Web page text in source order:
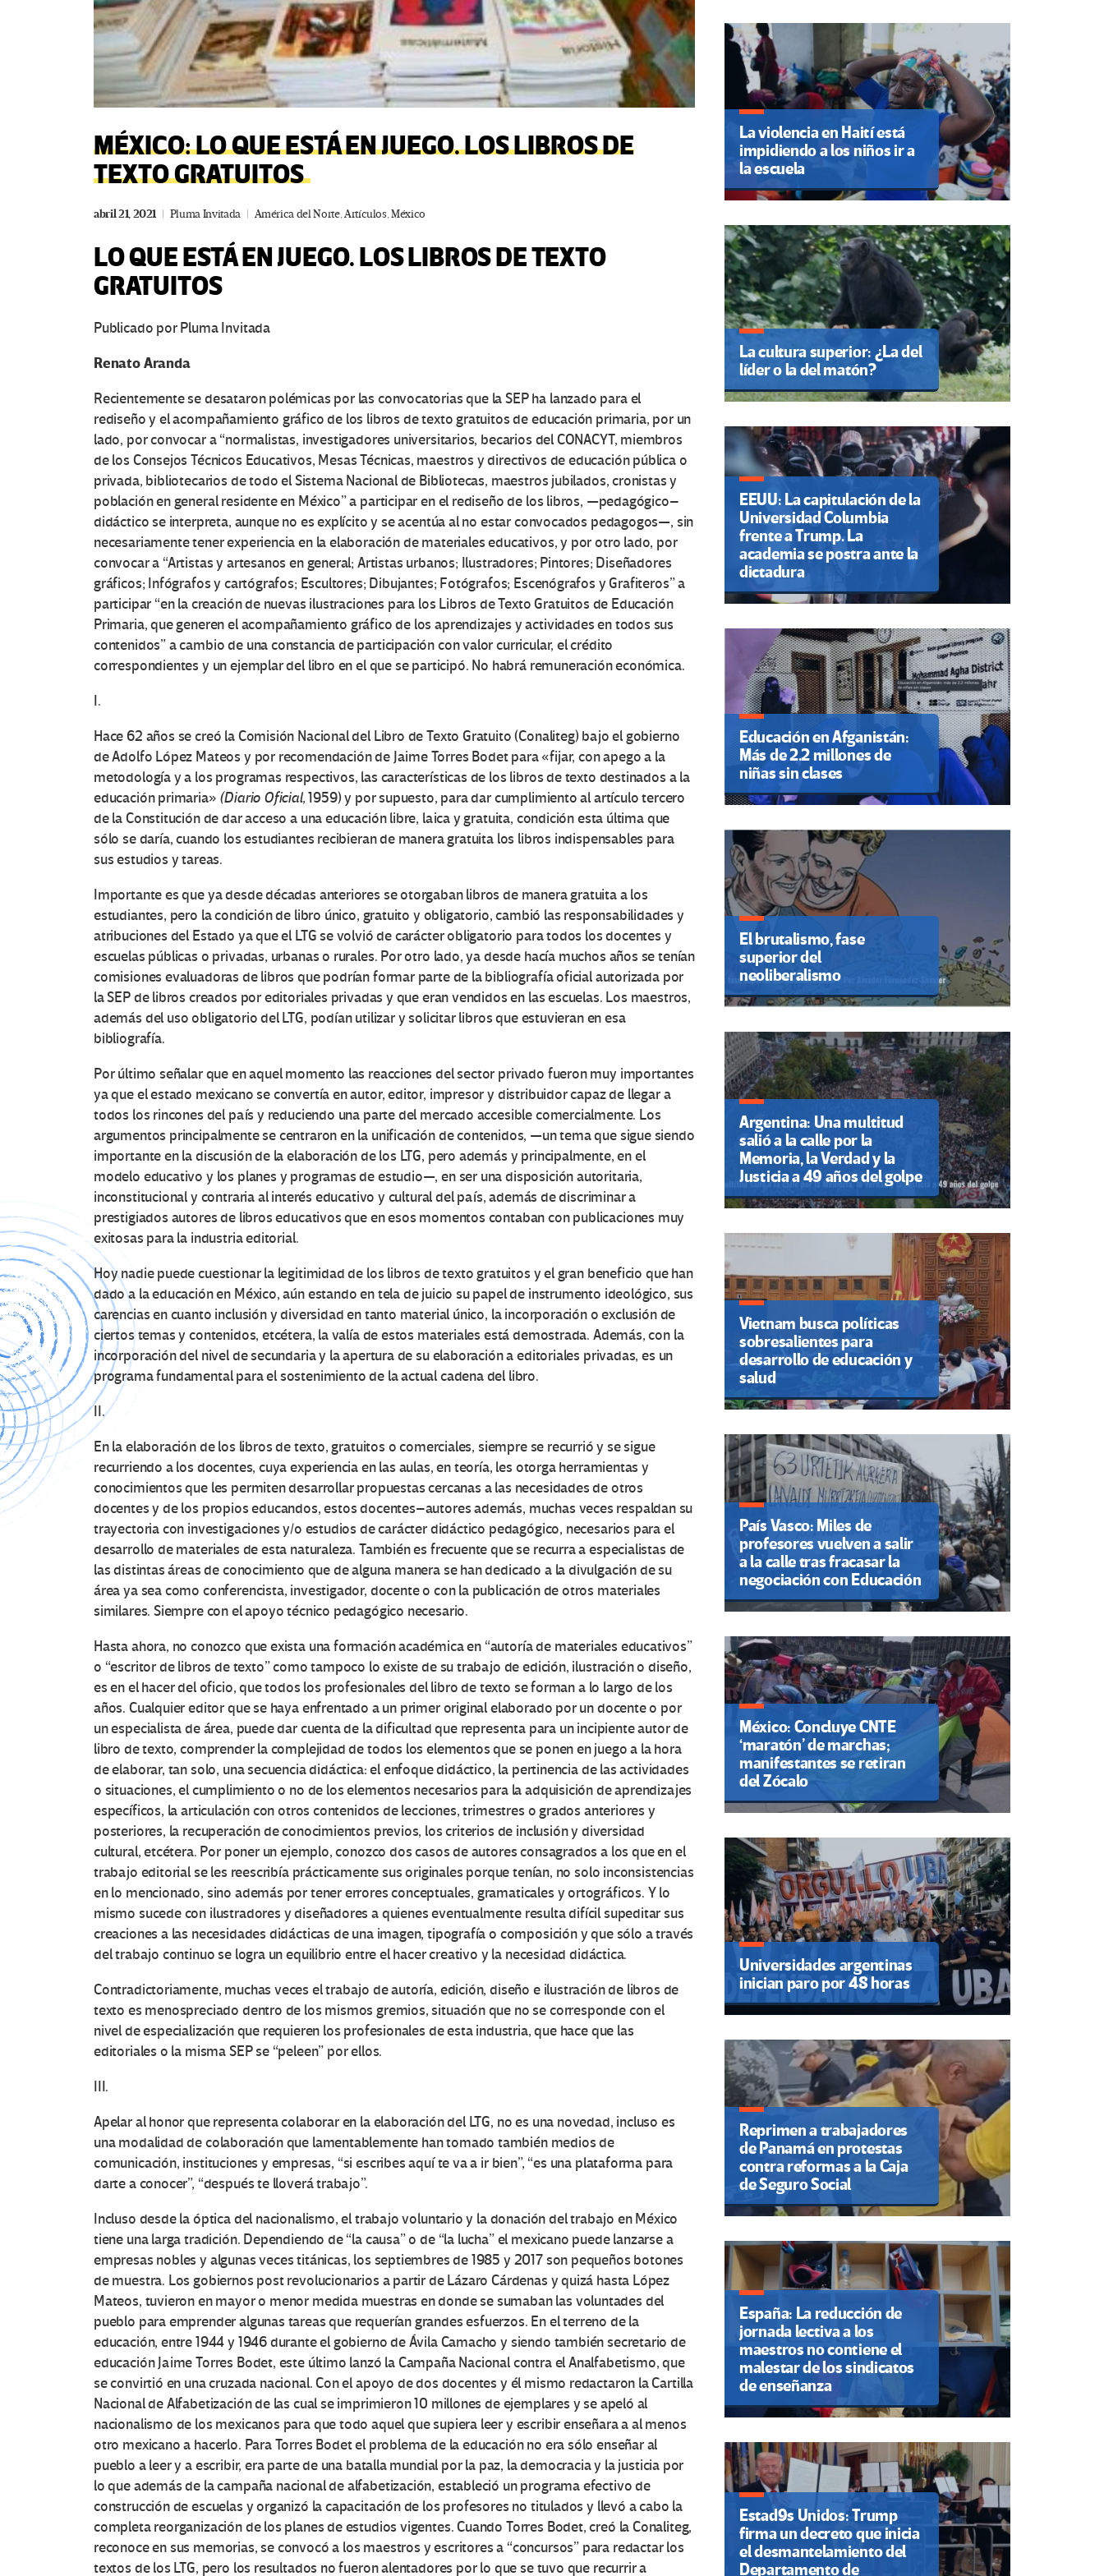
MÉXICO: LO QUE ESTÁ EN JUEGO. LOS LIBROS DE
TEXTO GRATUITOS
abril 21, 2021 Pluma Invitada América del Norte,Artículos,México
LO QUE ESTÁ EN JUEGO. LOS LIBROS DE TEXTO
GRATUITOS
Publicado por Pluma Invitada
Renato Aranda
Recientemente se desataron polémicas por las convocatorias que la SEP ha lanzado para el
rediseño y el acompañamiento gráfico de los libros de texto gratuitos de educación primaria, por un
lado, por convocar a “normalistas, investigadores universitarios, becarios del CONACYT, miembros
de los Consejos Técnicos Educativos, Mesas Técnicas, maestros y directivos de educación pública o
privada, bibliotecarios de todo el Sistema Nacional de Bibliotecas, maestros jubilados, cronistas y
población en general residente en México” a participar en el rediseño de los libros, —pedagógico–
didáctico se interpreta, aunque no es explícito y se acentúa al no estar convocados pedagogos—, sin
necesariamente tener experiencia en la elaboración de materiales educativos, y por otro lado, por
convocar a “Artistas y artesanos en general; Artistas urbanos; Ilustradores; Pintores; Diseñadores
gráficos; Infógrafos y cartógrafos; Escultores; Dibujantes; Fotógrafos; Escenógrafos y Grafiteros” a
participar “en la creación de nuevas ilustraciones para los Libros de Texto Gratuitos de Educación
Primaria, que generen el acompañamiento gráfico de los aprendizajes y actividades en todos sus
contenidos” a cambio de una constancia de participación con valor curricular, el crédito
correspondientes y un ejemplar del libro en el que se participó. No habrá remuneración económica.
I.
Hace 62 años se creó la Comisión Nacional del Libro de Texto Gratuito (Conaliteg) bajo el gobierno
de Adolfo López Mateos y por recomendación de Jaime Torres Bodet para «fijar, con apego a la
metodología y a los programas respectivos, las características de los libros de texto destinados a la
educación primaria» (Diario Oficial,1959) y por supuesto, para dar cumplimiento al artículo tercero
de la Constitución de dar acceso a una educación libre, laica y gratuita, condición esta última que
sólo se daría, cuando los estudiantes recibieran de manera gratuita los libros indispensables para
sus estudios y tareas.
Importante es que ya desde décadas anteriores se otorgaban libros de manera gratuita a los
estudiantes, pero la condición de libro único, gratuito y obligatorio, cambió las responsabilidades y
atribuciones del Estado ya que el LTG se volvió de carácter obligatorio para todos los docentes y
escuelas públicas o privadas, urbanas o rurales. Por otro lado, ya desde hacía muchos años se tenían
comisiones evaluadoras de libros que podrían formar parte de la bibliografía oficial autorizada por
la SEP de libros creados por editoriales privadas y que eran vendidos en las escuelas. Los maestros,
además del uso obligatorio del LTG, podían utilizar y solicitar libros que estuvieran en esa
bibliografía.
Por último señalar que en aquel momento las reacciones del sector privado fueron muy importantes
ya que el estado mexicano se convertía en autor, editor, impresor y distribuidor capaz de llegar a
todos los rincones del país y reduciendo una parte del mercado accesible comercialmente. Los
argumentos principalmente se centraron en la unificación de contenidos, —un tema que sigue siendo
importante en la discusión de la elaboración de los LTG, pero además y principalmente, en el
modelo educativo y los planes y programas de estudio—, en ser una disposición autoritaria,
inconstitucional y contraria al interés educativo y cultural del país, además de discriminar a
prestigiados autores de libros educativos que en esos momentos contaban con publicaciones muy
exitosas para la industria editorial.
Hoy nadie puede cuestionar la legitimidad de los libros de texto gratuitos y el gran beneficio que han
dado a la educación en México, aún estando en tela de juicio su papel de instrumento ideológico, sus
carencias en cuanto inclusión y diversidad en tanto material único, la incorporación o exclusión de
ciertos temas y contenidos, etcétera, la valía de estos materiales está demostrada. Además, con la
incorporación del nivel de secundaria y la apertura de su elaboración a editoriales privadas, es un
programa fundamental para el sostenimiento de la actual cadena del libro.
II.
En la elaboración de los libros de texto, gratuitos o comerciales, siempre se recurrió y se sigue
recurriendo a los docentes, cuya experiencia en las aulas, en teoría, les otorga herramientas y
conocimientos que les permiten desarrollar propuestas cercanas a las necesidades de otros
docentes y de los propios educandos, estos docentes–autores además, muchas veces respaldan su
trayectoria con investigaciones y/o estudios de carácter didáctico pedagógico, necesarios para el
desarrollo de materiales de esta naturaleza. También es frecuente que se recurra a especialistas de
las distintas áreas de conocimiento que de alguna manera se han dedicado a la divulgación de su
área ya sea como conferencista, investigador, docente o con la publicación de otros materiales
similares. Siempre con el apoyo técnico pedagógico necesario.
Hasta ahora, no conozco que exista una formación académica en “autoría de materiales educativos”
o “escritor de libros de texto” como tampoco lo existe de su trabajo de edición, ilustración o diseño,
es en el hacer del oficio, que todos los profesionales del libro de texto se forman a lo largo de los
años. Cualquier editor que se haya enfrentado a un primer original elaborado por un docente o por
un especialista de área, puede dar cuenta de la dificultad que representa para un incipiente autor de
libro de texto, comprender la complejidad de todos los elementos que se ponen en juego a la hora
de elaborar, tan solo, una secuencia didáctica: el enfoque didáctico, la pertinencia de las actividades
o situaciones, el cumplimiento o no de los elementos necesarios para la adquisición de aprendizajes
específicos, la articulación con otros contenidos de lecciones, trimestres o grados anteriores y
posteriores, la recuperación de conocimientos previos, los criterios de inclusión y diversidad
cultural, etcétera. Por poner un ejemplo, conozco dos casos de autores consagrados a los que en el
trabajo editorial se les reescribía prácticamente sus originales porque tenían, no solo inconsistencias
en lo mencionado, sino además por tener errores conceptuales, gramaticales y ortográficos. Y lo
mismo sucede con ilustradores y diseñadores a quienes eventualmente resulta difícil supeditar sus
creaciones a las necesidades didácticas de una imagen, tipografía o composición y que sólo a través
del trabajo continuo se logra un equilibrio entre el hacer creativo y la necesidad didáctica.
Contradictoriamente, muchas veces el trabajo de autoría, edición, diseño e ilustración de libros de
texto es menospreciado dentro de los mismos gremios, situación que no se corresponde con el
nivel de especialización que requieren los profesionales de esta industria, que hace que las
editoriales o la misma SEP se “peleen” por ellos.
III.
Apelar al honor que representa colaborar en la elaboración del LTG, no es una novedad, incluso es
una modalidad de colaboración que lamentablemente han tomado también medios de
comunicación, instituciones y empresas, “si escribes aquí te va a ir bien”, “es una plataforma para
darte a conocer”, “después te lloverá trabajo”.
Incluso desde la óptica del nacionalismo, el trabajo voluntario y la donación del trabajo en México
tiene una larga tradición. Dependiendo de “la causa” o de “la lucha” el mexicano puede lanzarse a
empresas nobles y algunas veces titánicas, los septiembres de 1985 y 2017 son pequeños botones
de muestra. Los gobiernos post revolucionarios a partir de Lázaro Cárdenas y quizá hasta López
Mateos, tuvieron en mayor o menor medida muestras en donde se sumaban las voluntades del
pueblo para emprender algunas tareas que requerían grandes esfuerzos. En el terreno de la
educación, entre 1944 y 1946 durante el gobierno de Ávila Camacho y siendo también secretario de
educación Jaime Torres Bodet, este último lanzó la Campaña Nacional contra el Analfabetismo, que
se convirtió en una cruzada nacional. Con el apoyo de dos docentes y él mismo redactaron la Cartilla
Nacional de Alfabetización de las cual se imprimieron 10 millones de ejemplares y se apeló al
nacionalismo de los mexicanos para que todo aquel que supiera leer y escribir enseñara a al menos
otro mexicano a hacerlo. Para Torres Bodet el problema de la educación no era sólo enseñar al
pueblo a leer y a escribir, era parte de una batalla mundial por la paz, la democracia y la justicia por
lo que además de la campaña nacional de alfabetización, estableció un programa efectivo de
construcción de escuelas y organizó la capacitación de los profesores no titulados y llevó a cabo la
completa reorganización de los planes de estudios vigentes. Cuando Torres Bodet, creó la Conaliteg,
reconoce en sus memorias, se convocó a los maestros y escritores a “concursos” para redactar los
textos de los LTG, pero los resultados no fueron alentadores por lo que se tuvo que recurrir a
La violencia en Haití está
impidiendo a los niños ir a
la escuela
La cultura superior: ¿La del
líder o la del matón?
EEUU: La capitulación de la
Universidad Columbia
frente a Trump. La
academia se postra ante la
dictadura
Educación en Afganistán:
Más de 2.2 millones de
niñas sin clases
El brutalismo, fase
superior del
neoliberalismo
Argentina: Una multitud
salió a la calle por la
Memoria, la Verdad y la
Justicia a 49 años del golpe
Vietnam busca políticas
sobresalientes para
desarrollo de educación y
salud
País Vasco: Miles de
profesores vuelven a salir
a la calle tras fracasar la
negociación con Educación
México: Concluye CNTE
‘maratón’ de marchas;
manifestantes se retiran
del Zócalo
Universidades argentinas
inician paro por 48 horas
Reprimen a trabajadores
de Panamá en protestas
contra reformas a la Caja
de Seguro Social
España: La reducción de
jornada lectiva a los
maestros no contiene el
malestar de los sindicatos
de enseñanza
Estad9s Unidos: Trump
firma un decreto que inicia
el desmantelamiento del
Departamento de